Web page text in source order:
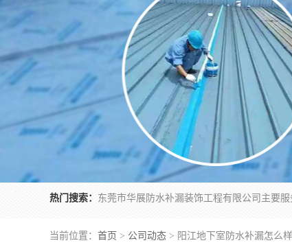
热门搜索：
当前位置： 首页 > 公司动态 > 阳江地下室防水补漏怎么样